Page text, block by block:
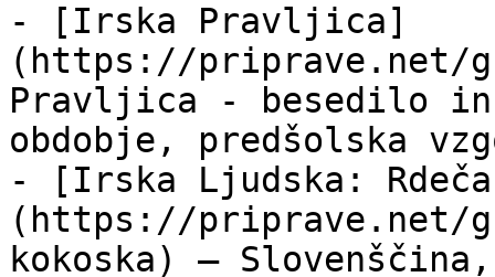
- [Irska Pravljica]
(https://priprave.net/
Pravljica - besedilo
obdobje, predšolska
- [Irska Ljudska: Rdeča
(https://priprave.net/
kokoska) —